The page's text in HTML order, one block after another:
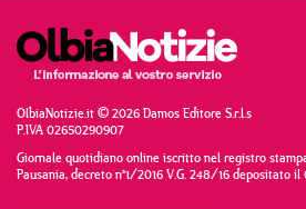
OlbiaNotizie.it © 2026 Damos Editore S.r.l.s
P.IVA 02650290907
Giornale quotidiano online iscritto nel registro
Pausania, decreto n°1/2016 V.G. 248/16 depositato il